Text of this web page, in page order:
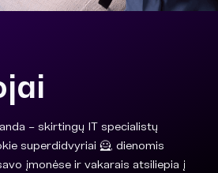
– skirtingų IT specialistų
superdidvyriai 🦸, dienomis
įmonėse ir vakarais atsiliepia į